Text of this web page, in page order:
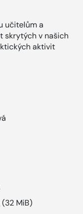
učitelům a
skrytých v našich
aktivit
(32 MiB)